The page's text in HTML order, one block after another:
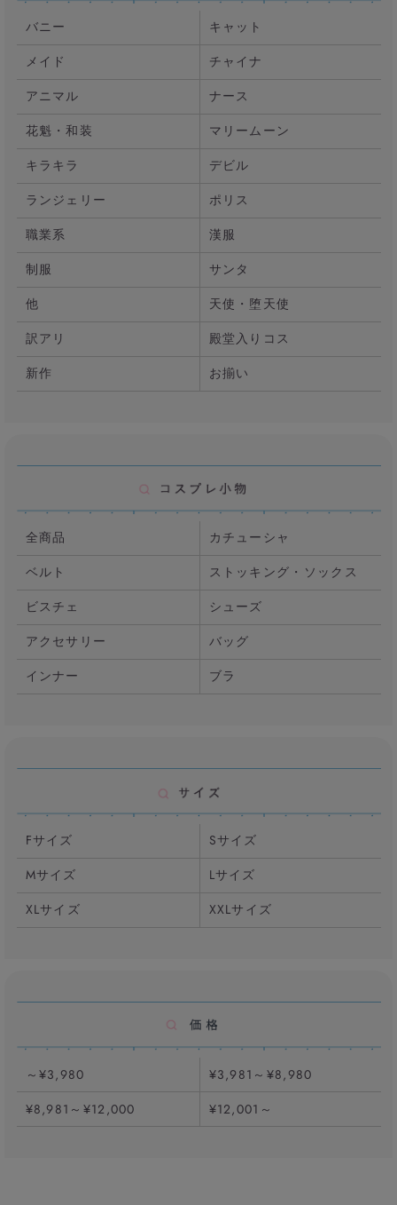
バニー
キャット
メイド
チャイナ
アニマル
ナース
花魁・和装
マリームーン
キラキラ
デビル
ランジェリー
ポリス
職業系
漢服
制服
サンタ
他
天使・堕天使
訳アリ
殿堂入りコス
新作
お揃い
全商品
カチューシャ
ベルト
ストッキング・ソックス
ビスチェ
シューズ
アクセサリー
バッグ
インナー
ブラ
Fサイズ
Sサイズ
Mサイズ
Lサイズ
XLサイズ
XXLサイズ
～¥3,980
¥3,981～¥8,980
¥8,981～¥12,000
¥12,001～